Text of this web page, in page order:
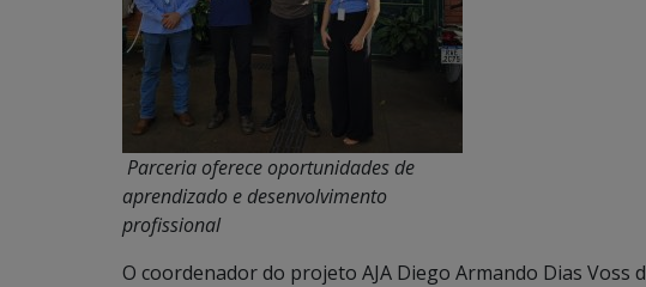
Parceria oferece oportunidades de
aprendizado e desenvolvimento
profissional
O coordenador do projeto AJA Diego Armando Dias Voss